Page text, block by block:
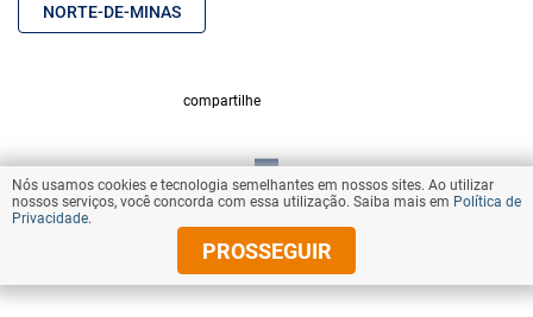
NORTE-DE-MINAS
compartilhe
VOLTAR AO TOPO
© Copyright 2025 Diários Associados
Nós usamos cookies e tecnologia semelhantes em nossos sites. Ao utilizar
nossos serviços, você concorda com essa utilização. Saiba mais em Política de
Privacidade.
PROSSEGUIR